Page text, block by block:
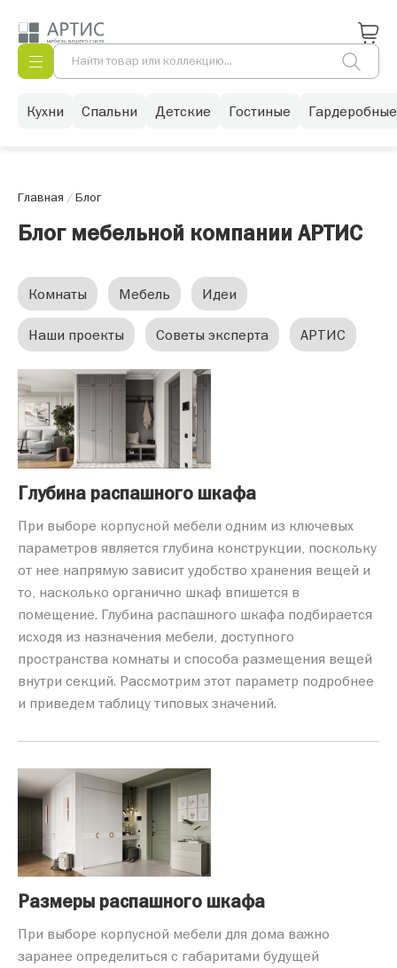
Кухни Спальни Детские Гостиные Гардеробные
Главная /Блог
Блог мебельной компании АРТИС
Комнаты Мебель Идеи
Наши проекты Советы эксперта АРТИС
Глубина распашного шкафа
При выборе корпусной мебели одним из ключевых
параметров является глубина конструкции, поскольку
от нее напрямую зависит удобство хранения вещей и
то, насколько органично шкаф впишется в
помещение. Глубина распашного шкафа подбирается
исходя из назначения мебели, доступного
пространства комнаты и способа размещения вещей
внутри секций. Рассмотрим этот параметр подробнее
и приведем таблицу типовых значений.
Размеры распашного шкафа
При выборе корпусной мебели для дома важно
заранее определиться с габаритами будущей